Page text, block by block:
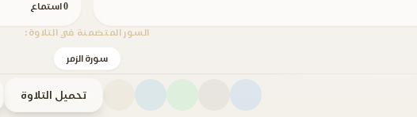
0 استماع
السور المتضمنة في التلاوة:
سورة الزمر
تحميل التلاوة